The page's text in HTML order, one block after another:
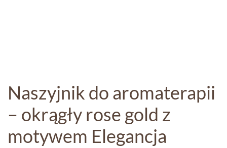
Naszyjnik do aromaterapii
– okrągły rose gold z
motywem Elegancja